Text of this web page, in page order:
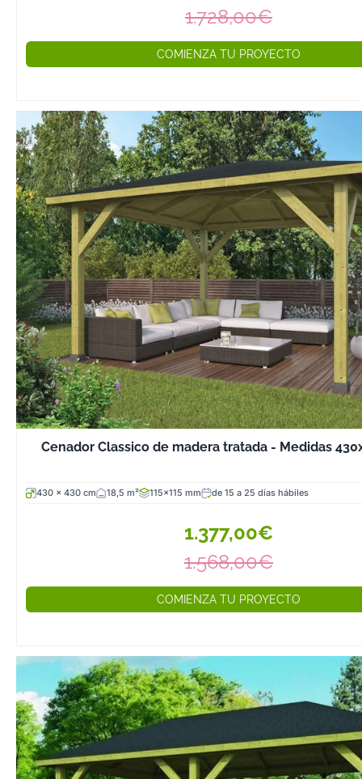
1.728,00€
COMIENZA TU PROYECTO
Cenador Classico de madera tratada - Medidas
430 x 430 cm 18,5 m² 115x115 mm de 15 a 25 días hábiles
1.377,00€
1.568,00€
COMIENZA TU PROYECTO